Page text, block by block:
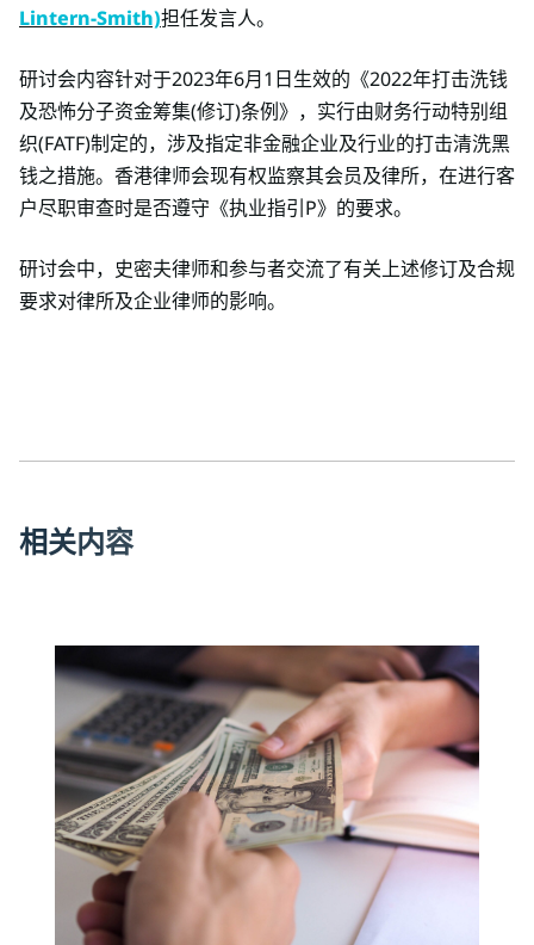
Lintern-Smith)担任发言人。
研讨会内容针对于2023年6月1日生效的《2022年打击洗钱
及恐怖分子资金筹集(修订)条例》，实行由财务行动特别组
织(FATF)制定的，涉及指定非金融企业及行业的打击清洗黑
钱之措施。香港律师会现有权监察其会员及律所，在进行客
户尽职审查时是否遵守《执业指引P》的要求。
研讨会中，史密夫律师和参与者交流了有关上述修订及合规
要求对律所及企业律师的影响。
相关内容